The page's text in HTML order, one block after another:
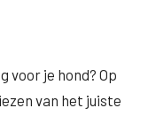
voor je hond? Op
van het juiste